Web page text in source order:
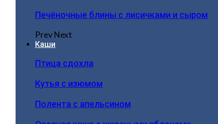
Печёночные блины с лисичками и сыром
PrevNext
Каши
Птица сдохла
Кутья с изюмом
Полента с апельсином